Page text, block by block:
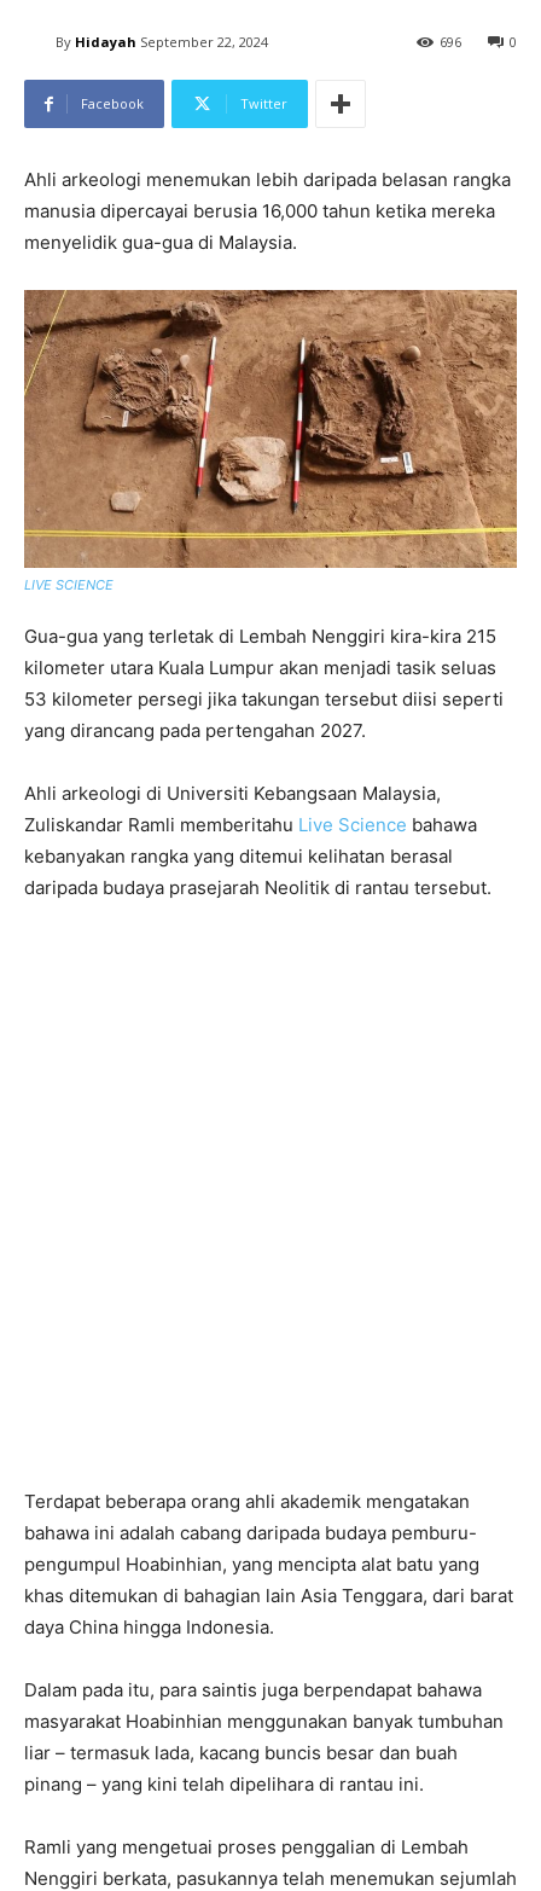
By Hidayah September 22, 2024 0
696
Facebook Twitter
Ahli arkeologi menemukan lebih daripada belasan rangka
manusia dipercayai berusia 16,000 tahun ketika mereka
menyelidik gua-gua di Malaysia.
LIVE SCIENCE
Gua-gua yang terletak di Lembah Nenggiri kira-kira 215
kilometer utara Kuala Lumpur akan menjadi tasik seluas
53 kilometer persegi jika takungan tersebut diisi seperti
yang dirancang pada pertengahan 2027.
Ahli arkeologi di Universiti Kebangsaan Malaysia,
Zuliskandar Ramli memberitahu Live Science bahawa
kebanyakan rangka yang ditemui kelihatan berasal
daripada budaya prasejarah Neolitik di rantau tersebut.
Terdapat beberapa orang ahli akademik mengatakan
bahawa ini adalah cabang daripada budaya pemburu-
pengumpul Hoabinhian, yang mencipta alat batu yang
khas ditemukan di bahagian lain Asia Tenggara, dari barat
daya China hingga Indonesia.
Dalam pada itu, para saintis juga berpendapat bahawa
masyarakat Hoabinhian menggunakan banyak tumbuhan
liar – termasuk lada, kacang buncis besar dan buah
pinang – yang kini telah dipelihara di rantau ini.
Ramli yang mengetuai proses penggalian di Lembah
Nenggiri berkata, pasukannya telah menemukan sejumlah